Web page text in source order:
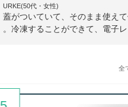
URKE(50代・女性)
蓋がついていて、そのまま使え
。冷凍することができて、電子
全